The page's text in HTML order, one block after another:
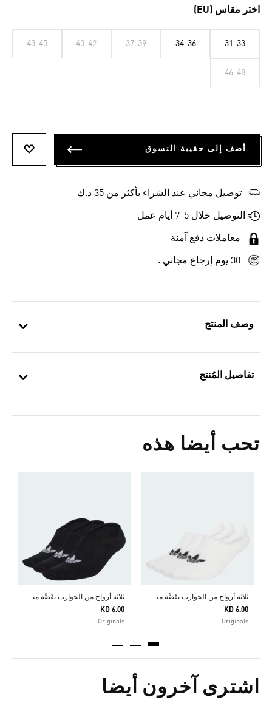
وصف المنتج
تفاصيل المُنتج
تحب أيضا هذه
ث
لاثة أزواج من الجوارب بقَصَّة منخفضة
KD 6.00
Originals
ث
لاثة أزواج من الجوارب بقَصَّة منخفضة
KD 6.00
Originals
اشترى آخرون أيضا
اختر مقاس (EU)
31-33
34-36
37-39
40-42
43-45
46-48
أضف إلى حقيبة التسوق
توصيل مجاني عند الشراء بأكثر من 35 د.ك
التوصيل خلال 5-7 أيام عمل
معاملات دفع آمنة